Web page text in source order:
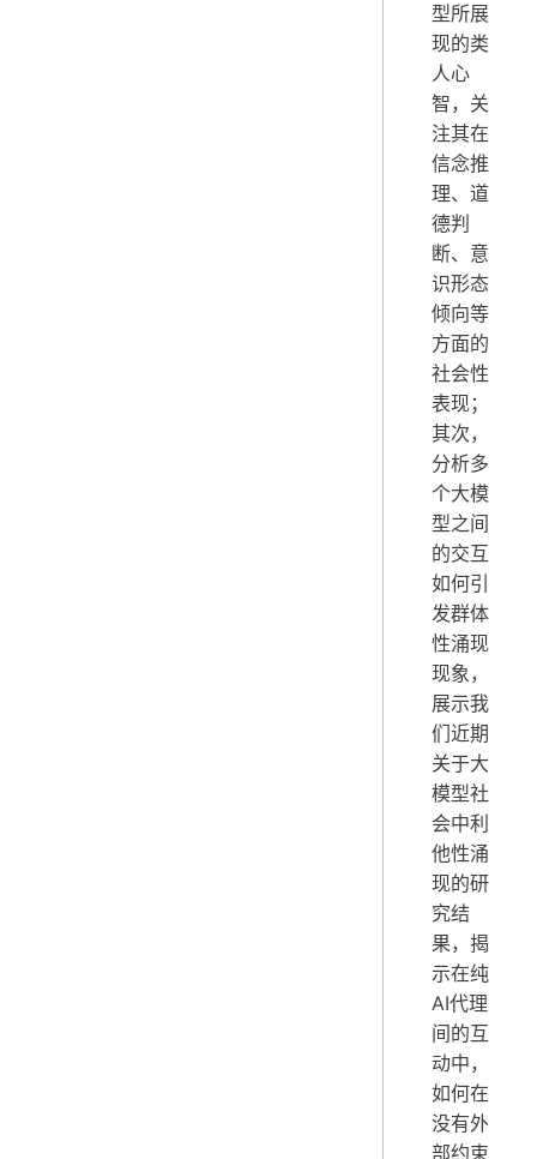
型所展
现的类
人心
智，关
注其在
信念推
理、道
德判
断、意
识形态
倾向等
方面的
社会性
表现；
其次，
分析多
个大模
型之间
的交互
如何引
发群体
性涌现
现象，
展示我
们近期
关于大
模型社
会中利
他性涌
现的研
究结
果，揭
示在纯
AI代理
间的互
动中，
如何在
没有外
部约束